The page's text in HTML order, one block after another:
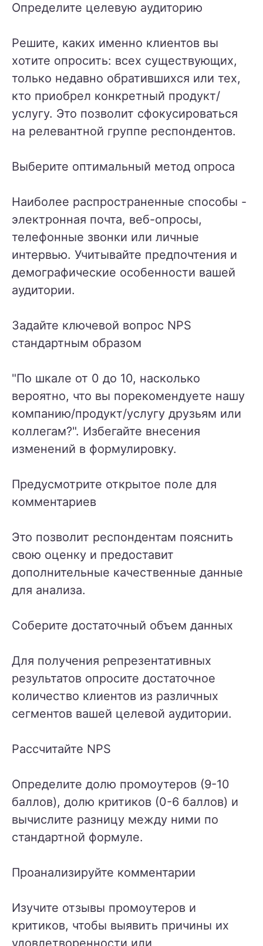
Определите целевую аудиторию
Решите, каких именно клиентов вы
хотите опросить: всех существующих,
только недавно обратившихся или тех,
кто приобрел конкретный продукт/
услугу. Это позволит сфокусироваться
на релевантной группе респондентов.
Выберите оптимальный метод опроса
Наиболее распространенные способы -
электронная почта, веб-опросы,
телефонные звонки или личные
интервью. Учитывайте предпочтения и
демографические особенности вашей
аудитории.
Задайте ключевой вопрос NPS
стандартным образом
"По шкале от 0 до 10, насколько
вероятно, что вы порекомендуете нашу
компанию/продукт/услугу друзьям или
коллегам?". Избегайте внесения
изменений в формулировку.
Предусмотрите открытое поле для
комментариев
Это позволит респондентам пояснить
свою оценку и предоставит
дополнительные качественные данные
для анализа.
Соберите достаточный объем данных
Для получения репрезентативных
результатов опросите достаточное
количество клиентов из различных
сегментов вашей целевой аудитории.
Рассчитайте NPS
Определите долю промоутеров (9-10
баллов), долю критиков (0-6 баллов) и
вычислите разницу между ними по
стандартной формуле.
Проанализируйте комментарии
Изучите отзывы промоутеров и
критиков, чтобы выявить причины их
удовлетворенности или